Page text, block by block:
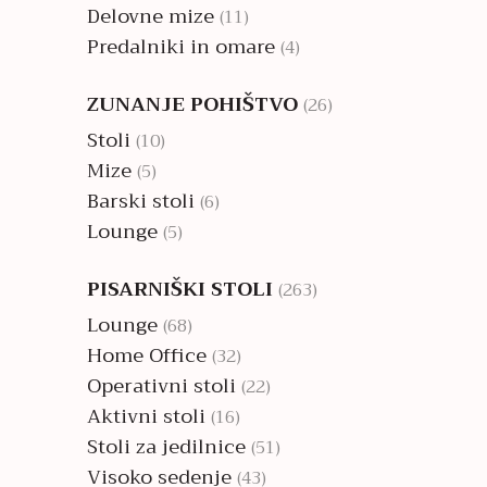
Delovne mize(11)
Predalniki in omare(4)
ZUNANJE POHIŠTVO(26)
Stoli (10)
Mize(5)
Barski stoli (6)
Lounge(5)
PISARNIŠKI STOLI (263)
Lounge(68)
Home Office(32)
Operativni stoli (22)
Aktivni stoli (16)
Stoli za jedilnice(51)
Visoko sedenje(43)